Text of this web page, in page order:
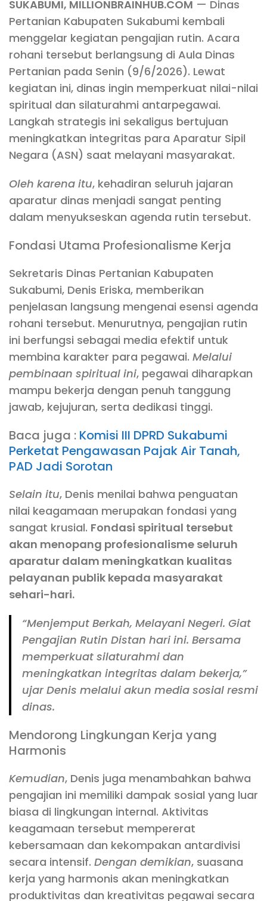
SUKABUMI, MILLIONBRAINHUB.COM — Dinas
Pertanian Kabupaten Sukabumi kembali
menggelar kegiatan pengajian rutin. Acara
rohani tersebut berlangsung di Aula Dinas
Pertanian pada Senin (9/6/2026). Lewat
kegiatan ini, dinas ingin memperkuat nilai-nilai
spiritual dan silaturahmi antarpegawai.
Langkah strategis ini sekaligus bertujuan
meningkatkan integritas para Aparatur Sipil
Negara (ASN) saat melayani masyarakat.
Oleh karena itu, kehadiran seluruh jajaran
aparatur dinas menjadi sangat penting
dalam menyukseskan agenda rutin tersebut.
Fondasi Utama Profesionalisme Kerja
Sekretaris Dinas Pertanian Kabupaten
Sukabumi, Denis Eriska, memberikan
penjelasan langsung mengenai esensi agenda
rohani tersebut. Menurutnya, pengajian rutin
ini berfungsi sebagai media efektif untuk
membina karakter para pegawai. Melalui
pembinaan spiritual ini, pegawai diharapkan
mampu bekerja dengan penuh tanggung
jawab, kejujuran, serta dedikasi tinggi.
Baca juga : Komisi III DPRD Sukabumi
Perketat Pengawasan Pajak Air Tanah,
PAD Jadi Sorotan
Selain itu, Denis menilai bahwa penguatan
nilai keagamaan merupakan fondasi yang
sangat krusial. Fondasi spiritual tersebut
akan menopang profesionalisme seluruh
aparatur dalam meningkatkan kualitas
pelayanan publik kepada masyarakat
sehari-hari.
“Menjemput Berkah, Melayani Negeri. Giat
Pengajian Rutin Distan hari ini. Bersama
memperkuat silaturahmi dan
meningkatkan integritas dalam bekerja,”
ujar Denis melalui akun media sosial resmi
dinas.
Mendorong Lingkungan Kerja yang
Harmonis
Kemudian, Denis juga menambahkan bahwa
pengajian ini memiliki dampak sosial yang luar
biasa di lingkungan internal. Aktivitas
keagamaan tersebut mempererat
kebersamaan dan kekompakan antardivisi
secara intensif. Dengan demikian, suasana
kerja yang harmonis akan meningkatkan
produktivitas dan kreativitas pegawai secara